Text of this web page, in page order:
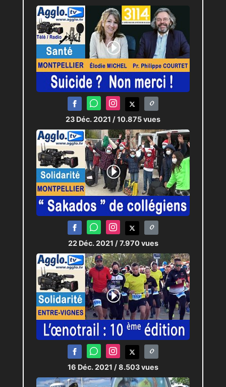
23 Déc. 2021 / 10.875 vues
22 Déc. 2021 / 7.970 vues
16 Déc. 2021 / 8.503 vues